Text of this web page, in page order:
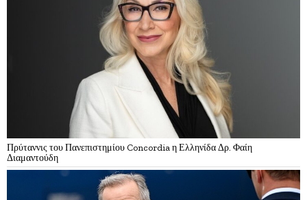
Πρύταννις του Πανεπιστημίου Concordia η Ελληνίδα Δρ. Φαίη
Διαμαντούδη